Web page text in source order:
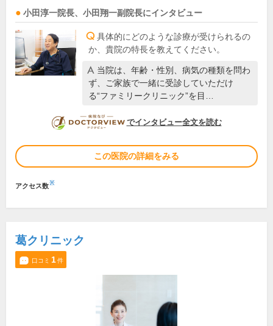
小田淳一院長、 小田翔一副院長にインタビュー
具体的にどのような診療が受けられるの
か、貴院の特長を教えてください。
当院は、年齢・性別、病気の種類を問わ
ず、ご家族で一緒に受診していただけ
る“ファミリークリニック”を目…
DOCTORVIEW
でインタビュー全文を読む
この医院の詳細をみる
アクセス数※
葛クリニック
口コミ 1件